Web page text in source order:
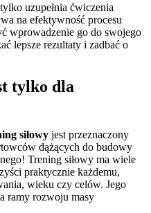
uzupełnia ćwiczenia
na efektywność procesu
wprowadzenie go do swojego
lepsze rezultaty i zadbać o
tylko dla
siłowy jest przeznaczony
dążących do budowy
Trening siłowy ma wiele
praktycznie każdemu,
wieku czy celów. Jego
ramy rozwoju masy